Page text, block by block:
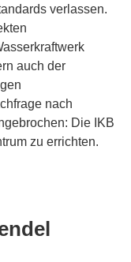
verlassen.
auch der
nach
Die IKB
zu errichten.